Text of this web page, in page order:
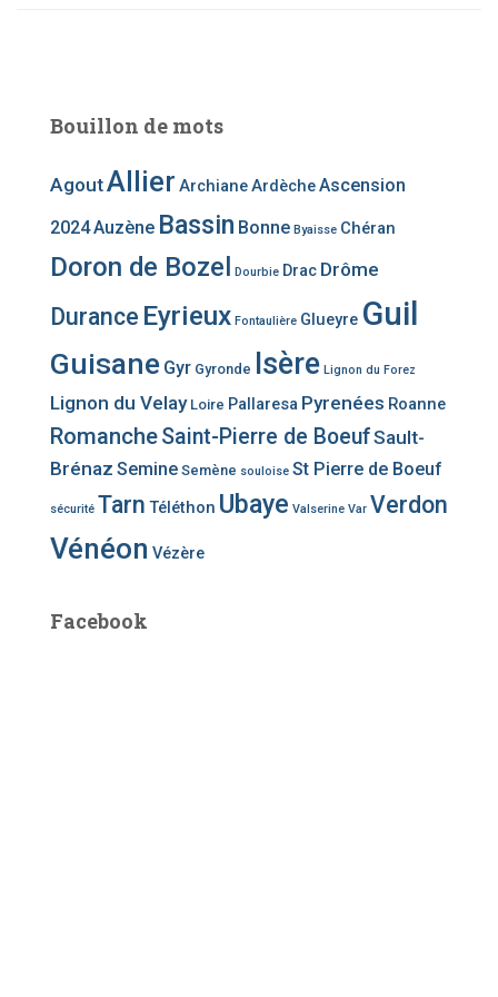
Bouillon de mots
AgoutAllier ArchianeArdècheAscension
2024Auzène Bassin Bonne Byaisse Chéran
Doron de Bozel Dourbie Drac Drôme
Durance Eyrieux Fontaulière Glueyre Guil
Guisane Gyr Gyronde Isère Lignon du Forez
Lignon du Velay Loire Pallaresa Pyrenées Roanne
RomancheSaint-Pierre de BoeufSault-
Brénaz Semine Semène souloise St Pierre de Boeuf
sécurité Tarn Téléthon Ubaye Valserine Var Verdon
Vénéon Vézère
Facebook